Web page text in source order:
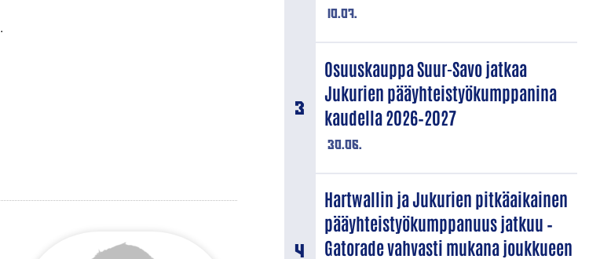
10.07.
30.06.
Osuuskauppa Suur-Savo jatkaa
Jukurien pääyhteistyökumppanina
kaudella 2026–2027
Hartwallin ja Jukurien pitkäaikainen
pääyhteistyökumppanuus jatkuu –
Gatorade vahvasti mukana joukkueen